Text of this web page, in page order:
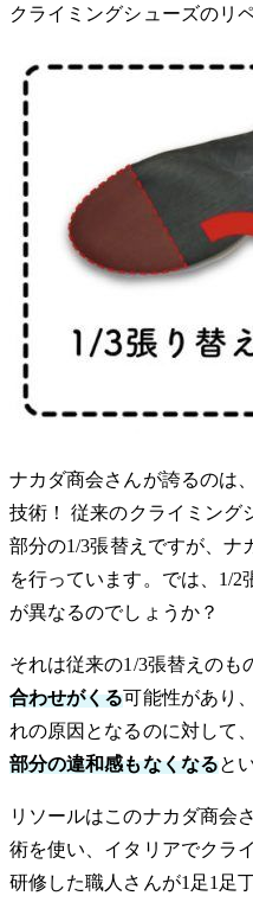
クライミングシューズのリ
ナカダ商会さんが誇るのは
技術！ 従来のクライミング
部分の1/3張替えですが、ナ
を行っています。では、1/2
が異なるのでしょうか？
それは従来の1/3張替えのも
合わせがくる可能性があり
れの原因となるのに対して
部分の違和感もなくなると
リソールはこのナカダ商会
術を使い、イタリアでクラ
研修した職人さんが1足1足